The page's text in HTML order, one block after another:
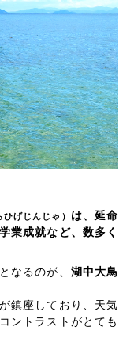
ひげじんじゃ）
は、延命
業成就など、数多く
なるのが、 湖中大鳥
鎮座しており、天気
ントラストがとても